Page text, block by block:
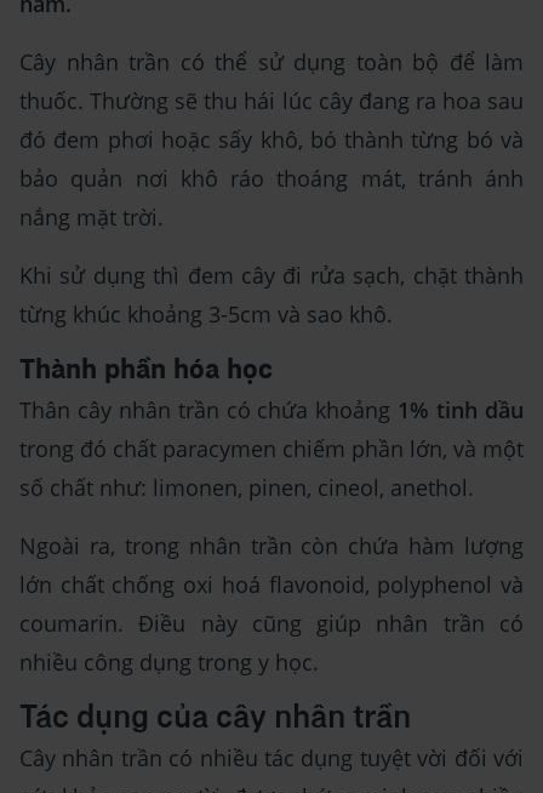
Cây nhân trần có thể sử dụng toàn bộ để làm
thuốc. Thường sẽ thu hái lúc cây đang ra hoa sau
đó đem phơi hoặc sấy khô, bó thành từng bó và
bảo quản nơi khô ráo thoáng mát, tránh ánh
nắng mặt trời.
Khi sử dụng thì đem cây đi rửa sạch, chặt thành
từng khúc khoảng 3-5cm và sao khô.
Thành phần hóa học
Thân cây nhân trần có chứa khoảng 1% tinh dầu
trong đó chất paracymen chiếm phần lớn, và một
số chất như: limonen, pinen, cineol, anethol.
Ngoài ra, trong nhân trần còn chứa hàm lượng
lớn chất chống oxi hoá flavonoid, polyphenol và
coumarin. Điều này cũng giúp nhân trần có
nhiều công dụng trong y học.
Tác dụng của cây nhân trần
Cây nhân trần có nhiều tác dụng tuyệt vời đối với